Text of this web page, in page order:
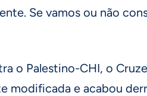
Se vamos ou não
o Palestino-CHI, o
modificada e acabou